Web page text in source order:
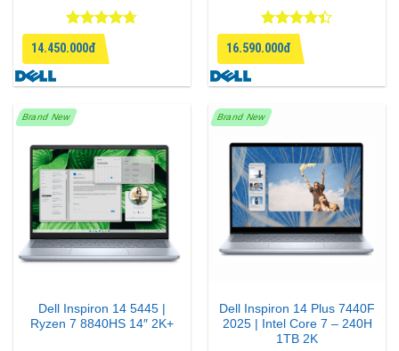
Được xếp
hạng
4.71
5 sao
14.450.000đ
Được xếp
hạng
4.4
5 sao
16.590.000đ
Brand New
Dell Inspiron 14 5445 |
Ryzen 7 8840HS 14″ 2K+
Brand New
Dell Inspiron 14 Plus 7440F
2025 | Intel Core 7 – 240H
1TB 2K